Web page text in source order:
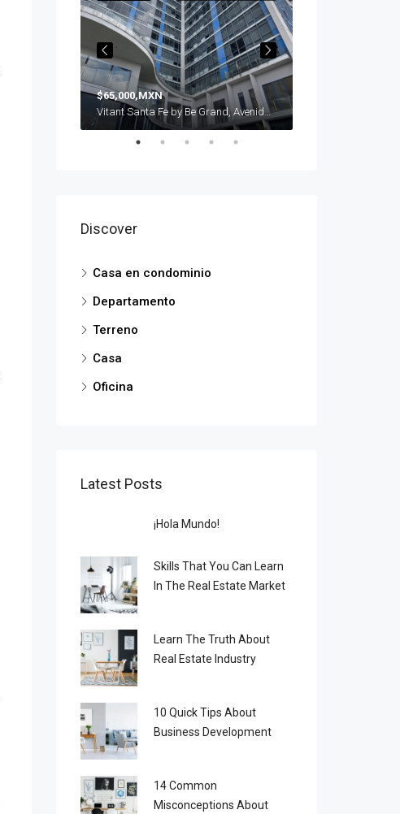
$65,000,MXN
Vitant Santa Fe by Be Grand, Avenida Santa Fe, Santa Fe, Contadero, Ciudad de México, CDMX, México
Discover
Casa en condominio
Departamento
Terreno
Casa
Oficina
Latest Posts
¡Hola Mundo!
Skills That You Can Learn
In The Real Estate Market
Learn The Truth About
Real Estate Industry
10 Quick Tips About
Business Development
14 Common
Misconceptions About